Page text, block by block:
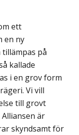
ett
en ny
på
kallade
i en grov form
Vi vill
till grovt
är
skyndsamt för